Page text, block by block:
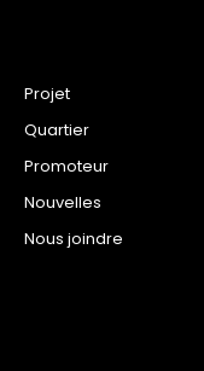
Projet
Quartier
Promoteur
Nouvelles
Nous joindre